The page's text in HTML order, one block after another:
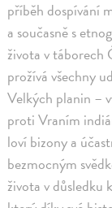
příběh dospívání
a současně s
života v táborech
prožívá všechny
Velkých planin –
proti Vraním
loví bizony a
bezmocným
života v důsledku